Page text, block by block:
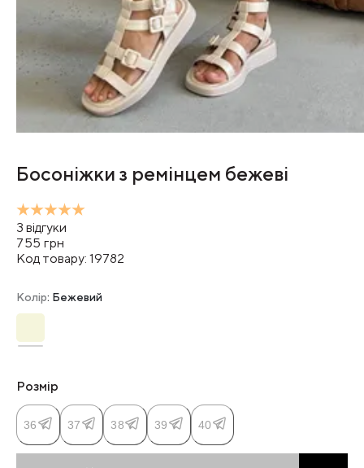
Босоніжки з ремінцем бежеві
3 відгуки
755 грн
Код товару: 19782
Колір: Бежевий
Розмір
36 37 38 39 40